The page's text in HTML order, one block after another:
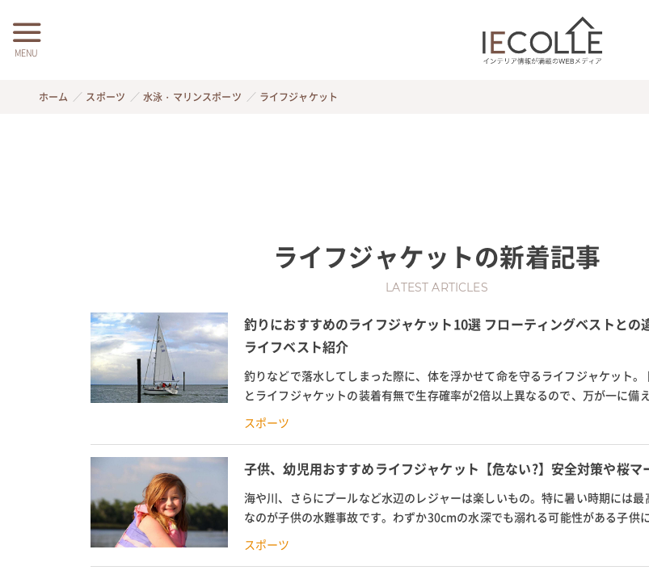
MENU
ホーム スポーツ 水泳・マリンスポーツ ライフジャケット
ライフジャケットの新着記事
LATEST ARTICLES
釣りにおすすめのライフジャケット10選 フローティングベストとの
ライフベスト紹介
釣りなどで落水してしまった際に、体を浮かせて命を守るライフジャケット。
とライフジャケットの装着有無で生存確率が2倍以上異なるので、万が一に備
アイテムです。 機能的なモデルも多く販売されており、...
スポーツ
子供、幼児用おすすめライフジャケット【危ない?】安全対策や桜マ
海や川、さらにプールなど水辺のレジャーは楽しいもの。特に暑い時期には
なのが子供の水難事故です。わずか30cmの水深でも溺れる可能性がある子供
はなく、しっかり着用できるライフジャケットが安心で...
スポーツ